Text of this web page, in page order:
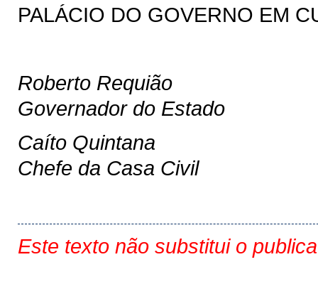
PALÁCIO DO GOVERNO EM
Roberto Requião
Governador do Estado
Caíto Quintana
Chefe da Casa Civil
Este texto não substitui o